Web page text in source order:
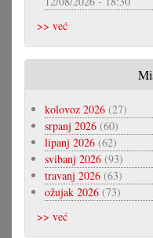
>> već
kolovoz 2026 (27)
srpanj 2026 (60)
lipanj 2026 (62)
svibanj 2026 (93)
travanj 2026 (63)
ožujak 2026 (73)
>> već